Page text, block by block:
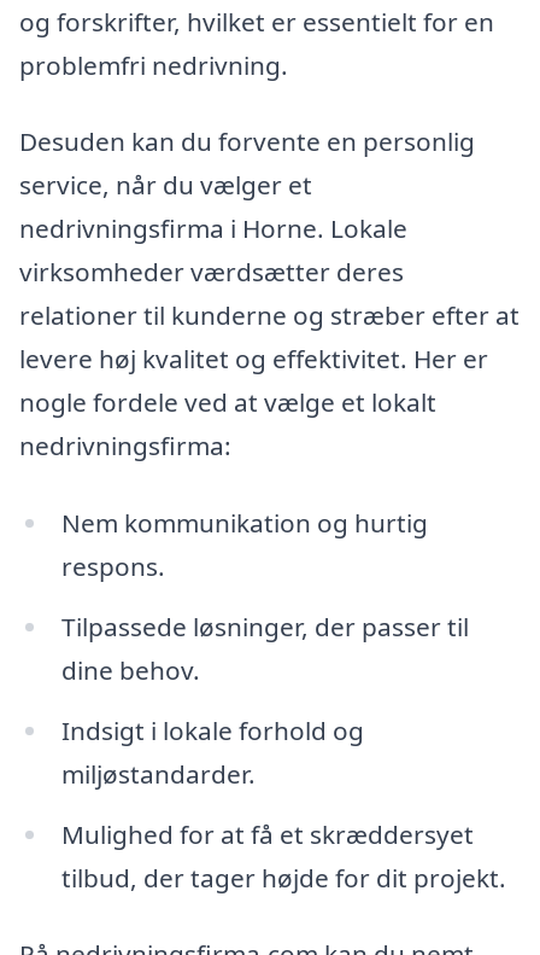
og forskrifter, hvilket er essentielt for en
problemfri nedrivning.
Desuden kan du forvente en personlig
service, når du vælger et
nedrivningsfirma i Horne. Lokale
virksomheder værdsætter deres
relationer til kunderne og stræber efter at
levere høj kvalitet og effektivitet. Her er
nogle fordele ved at vælge et lokalt
nedrivningsfirma:
Nem kommunikation og hurtig
respons.
Tilpassede løsninger, der passer til
dine behov.
Indsigt i lokale forhold og
miljøstandarder.
Mulighed for at få et skræddersyet
tilbud, der tager højde for dit projekt.